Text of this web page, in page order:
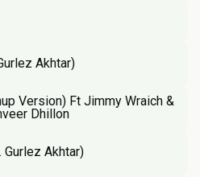
Akhtar)
Version) Ft Jimmy Wraich &
Dhillon
Gurlez Akhtar)